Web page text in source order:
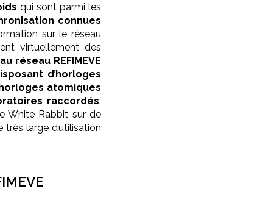
qui sont parmi les
connues
sur le réseau
virtuellement des
réseau REFIMEVE
d’horloges
atomiques
raccordés.
White Rabbit sur de
large d’utilisation